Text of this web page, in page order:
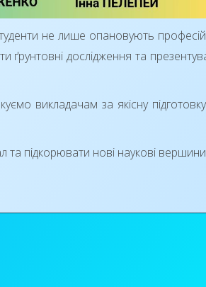
не лише опановують
ґрунтовні дослідження та
викладачам за якісну
та підкорювати нові наукові